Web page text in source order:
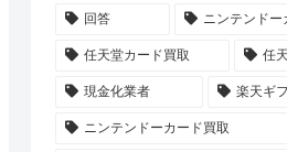
回答 ニンテンドー
任天堂カード買取 任
現金化業者 楽天ギ
ニンテンドーカード買取